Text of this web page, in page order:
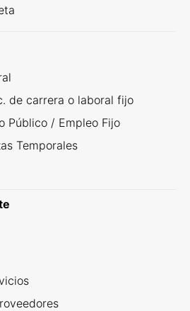
de carrera o laboral fijo
Público / Empleo Fijo
Temporales